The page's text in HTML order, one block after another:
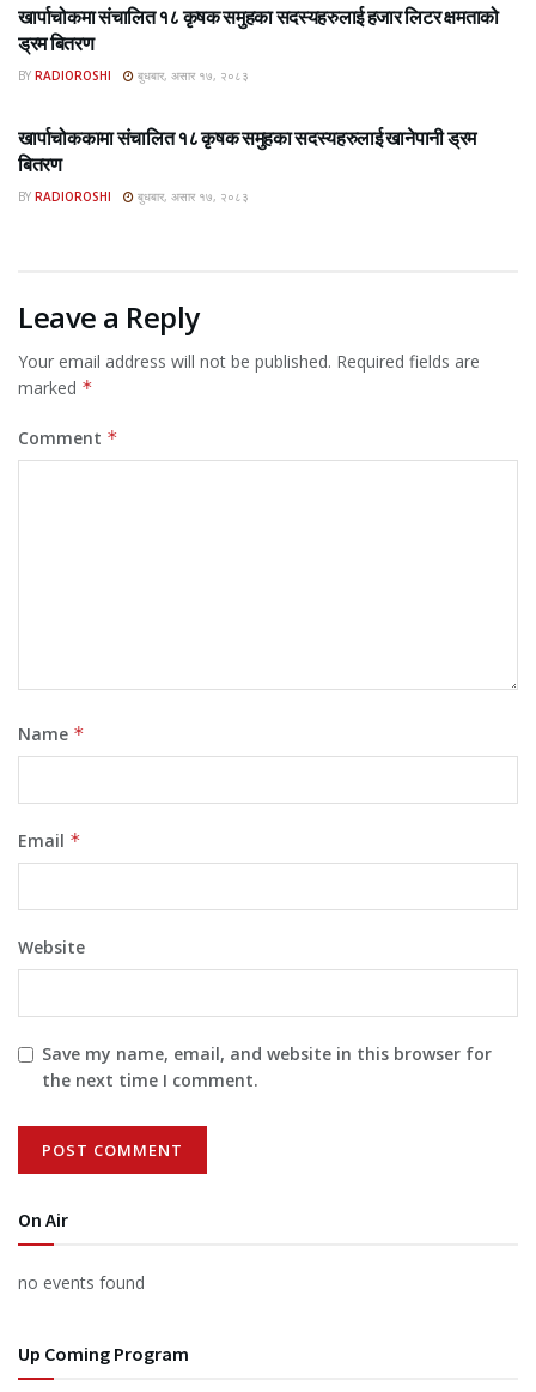
खार्पाचोकमा संचालित १८ कृषक समुहका सदस्यहरुलाई हजार लिटर क्षमताको
ड्रम बितरण
BY RADIOROSHI बुधबार, असार १७, २०८३
खार्पाचोककामा संचालित १८ कृषक समुहका सदस्यहरुलाई खानेपानी ड्रम
बितरण
BY RADIOROSHI बुधबार, असार १७, २०८३
Leave a Reply
Your email address will not be published. Required fields are
marked *
Comment *
Name *
Email *
Website
Save my name, email, and website in this browser for
the next time I comment.
On Air
no events found
Up Coming Program